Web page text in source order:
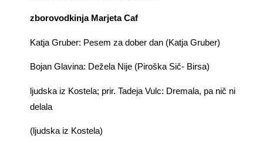
zborovodkinja Marjeta Caf
Katja Gruber: Pesem za dober dan (Katja Gruber)
Bojan Glavina: Dežela Nije (Piroška Sič- Birsa)
ljudska iz Kostela; prir. Tadeja Vulc: Dremala, pa nič ni
delala
(ljudska iz Kostela)